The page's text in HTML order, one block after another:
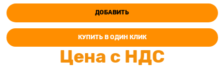
ДОБАВИТЬ
КУПИТЬ В ОДИН КЛИК
Цена с НДС